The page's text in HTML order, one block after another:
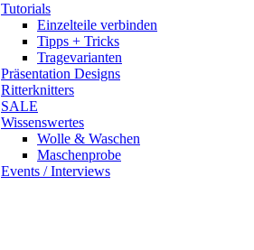
Tutorials
Einzelteile verbinden
Tipps + Tricks
Tragevarianten
Präsentation Designs
Ritterknitters
SALE
Wissenswertes
Wolle & Waschen
Maschenprobe
Events / Interviews